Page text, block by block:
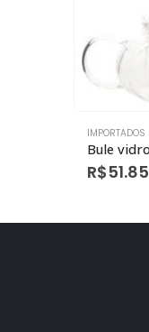
IMPORTADOS
R$51.85